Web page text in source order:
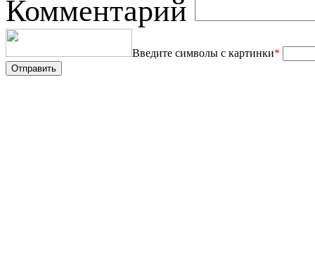
Комментарий
Введите символы с картинки*